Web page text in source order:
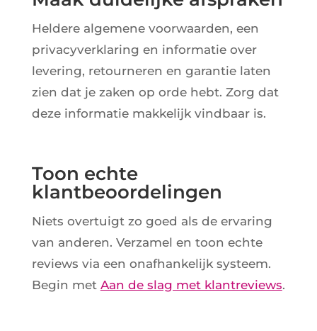
Heldere algemene voorwaarden, een
privacyverklaring en informatie over
levering, retourneren en garantie laten
zien dat je zaken op orde hebt. Zorg dat
deze informatie makkelijk vindbaar is.
Toon echte
klantbeoordelingen
Niets overtuigt zo goed als de ervaring
van anderen. Verzamel en toon echte
reviews via een onafhankelijk systeem.
Begin met Aan de slag met klantreviews.